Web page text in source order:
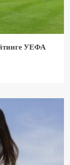
УЕФА